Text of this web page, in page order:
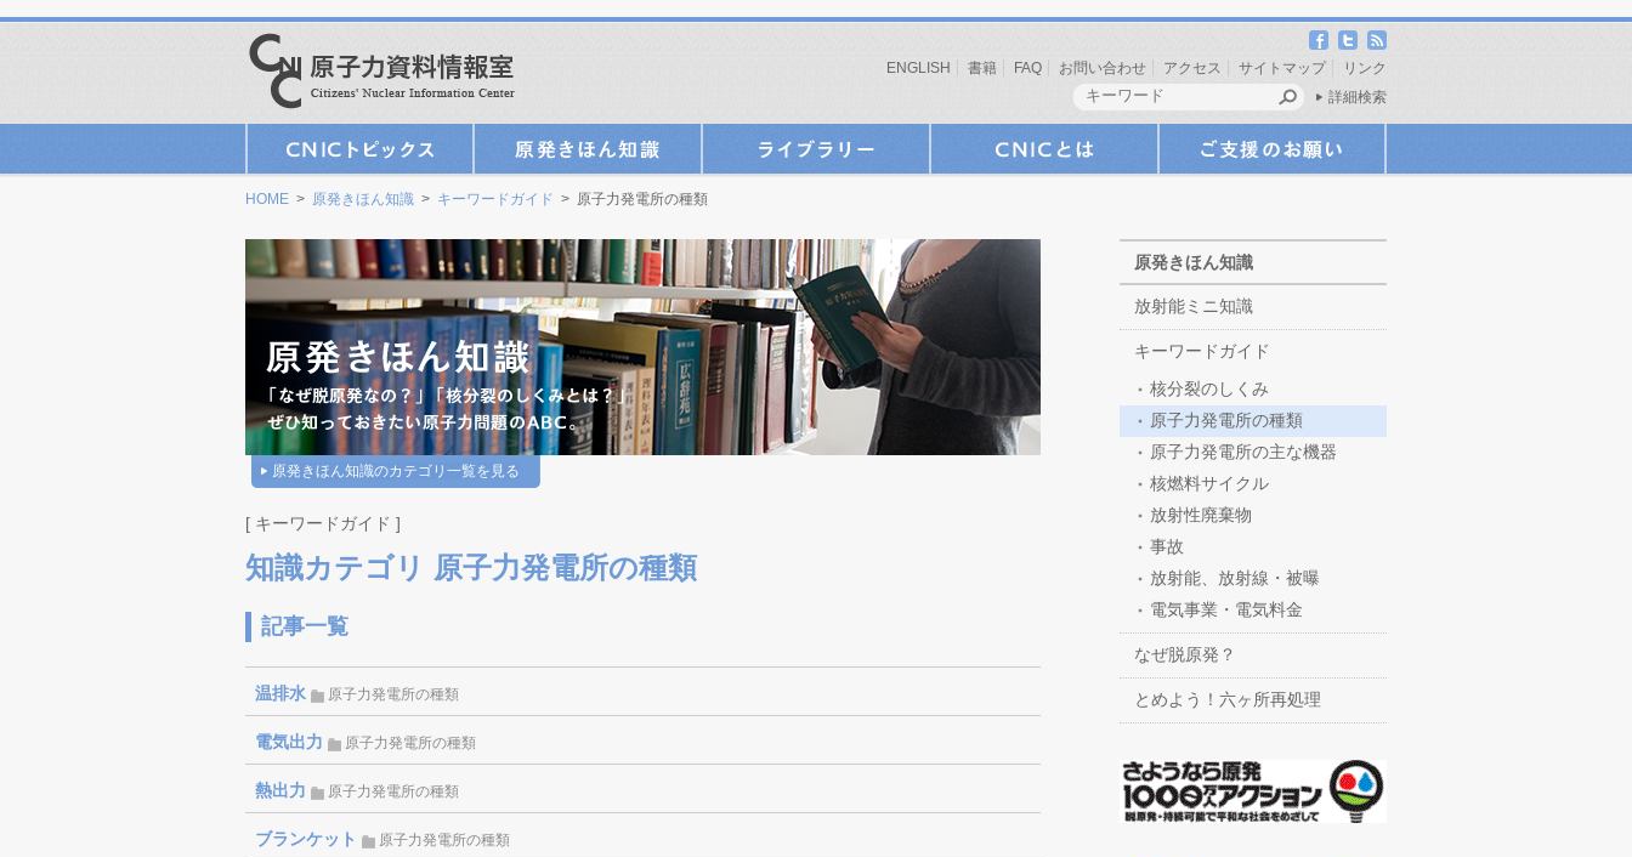
ENGLISH 書籍 FAQ お問い合わせ アクセス サイトマップ
リンク
詳細検索
HOME > 原発きほん知識 > キーワードガイド > 原子力発電所の種類
原発きほん知識のカテゴリ一覧を見る
[ キーワードガイド ]
知識カテゴリ 原子力発電所の種類
記事一覧
温排水 原子力発電所の種類
電気出力 原子力発電所の種類
熱出力 原子力発電所の種類
ブランケット 原子力発電所の種類
原発きほん知識
放射能ミニ知識
キーワードガイド
核分裂のしくみ
原子力発電所の種類
原子力発電所の主な機器
核燃料サイクル
放射性廃棄物
事故
放射能、放射線・被曝
電気事業・電気料金
なぜ脱原発？
とめよう！六ヶ所再処理